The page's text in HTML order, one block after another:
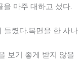
마주 대하고 섰다.
들렸다.복면을 한 사나
보기 좋게 받지 않을